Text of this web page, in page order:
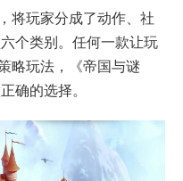
将玩家分成了动作、社
个类别。任何一款让玩
略玩法，《帝国与谜
确的选择。